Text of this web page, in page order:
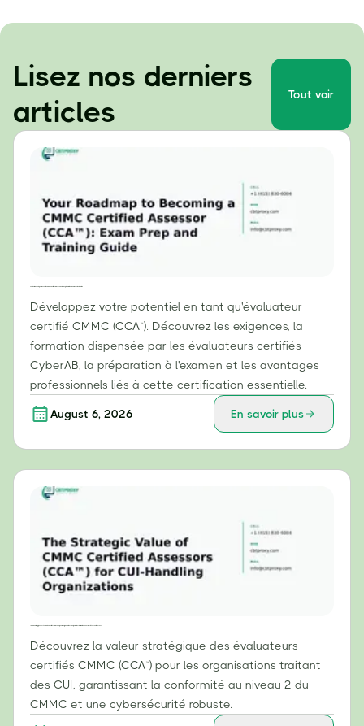
Lisez nos derniers
articles
Tout voir
Développez votre potentiel en tant qu'évaluateur
certifié CMMC (CCA™). Découvrez les exigences, la
formation dispensée par les évaluateurs certifiés
CyberAB, la préparation à l'examen et les avantages
professionnels liés à cette certification essentielle.
August 6, 2026 En savoir plus
Découvrez la valeur stratégique des évaluateurs
certifiés CMMC (CCA™) pour les organisations traitant
des CUI, garantissant la conformité au niveau 2 du
CMMC et une cybersécurité robuste.